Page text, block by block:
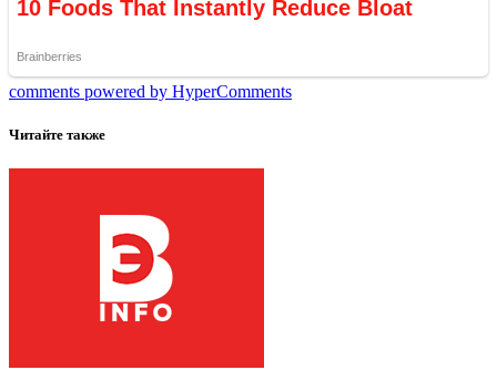
comments powered by HyperComments
Читайте также